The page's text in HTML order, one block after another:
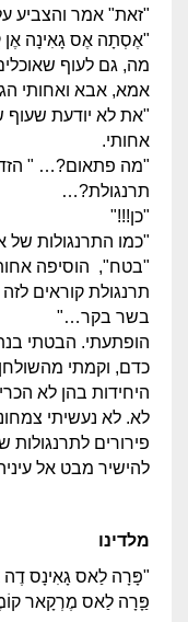
"זאת" אמר והצביע
"אֶסְתָה אֶס גָאִינָה
מה, גם לעוף
אמא, אבא ואחותי
"את לא יודעת שעוף
אחותי.
"מה פתאום?… "
תרנגולת?…
"כן!!!"
"כמו התרנגולות של
"בטח", הוסיפה
תרנגולת קוראים
בשר בקר…"
הופתעתי. הבטתי
כדם, וקמתי
היחידות בהן לא
לא. לא נעשיתי
פירורים לתרנגולות
להישיר מבט אל
מלדינו
"פָּרָה לַאס גָאִינָס דֶה
פַָּרָה לַאס מֶרְקָאר